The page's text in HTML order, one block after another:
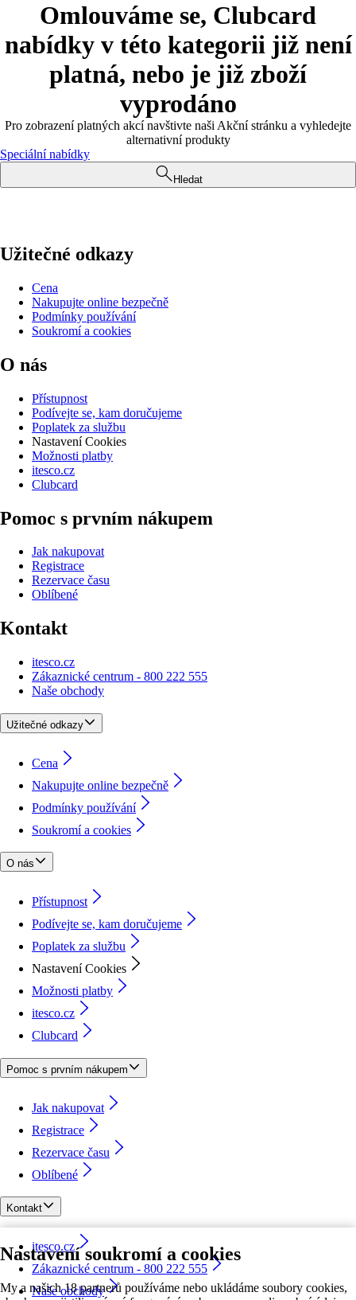
Nastavení soukromí a cookies
My a našich 18 partnerů používáme nebo ukládáme soubory cookies,
Omlouváme se, Clubcard
nabídky v této kategorii již není
platná, nebo je již zboží
vyprodáno
Pro zobrazení platných akcí navštivte naši Akční stránku a vyhledejte
alternativní produkty
Speciální nabídky
Hledat
Užitečné odkazy
Cena
Nakupujte online bezpečně
Podmínky používání
Soukromí a cookies
O nás
Přístupnost
Podívejte se, kam doručujeme
Poplatek za službu
Nastavení Cookies
Možnosti platby
itesco.cz
Clubcard
Pomoc s prvním nákupem
Jak nakupovat
Registrace
Rezervace času
Oblíbené
Kontakt
itesco.cz
Zákaznické centrum - 800 222 555
Naše obchody
Užitečné odkazy
Cena
Nakupujte online bezpečně
Podmínky používání
Soukromí a cookies
O nás
Přístupnost
Podívejte se, kam doručujeme
Poplatek za službu
Nastavení Cookies
Možnosti platby
itesco.cz
Clubcard
Pomoc s prvním nákupem
Jak nakupovat
Registrace
Rezervace času
Oblíbené
Kontakt
itesco.cz
Zákaznické centrum - 800 222 555
Naše obchody